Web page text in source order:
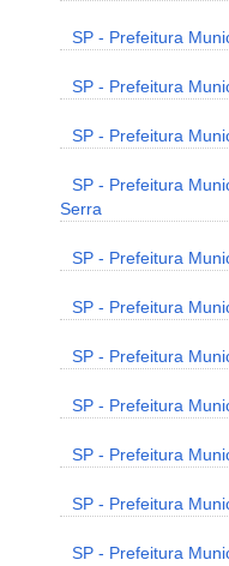
SP - Prefeitura
SP - Prefeitura
SP - Prefeitura
SP - Prefeitura
Serra
SP - Prefeitura
SP - Prefeitura
SP - Prefeitura
SP - Prefeitura
SP - Prefeitura
SP - Prefeitura
SP - Prefeitura